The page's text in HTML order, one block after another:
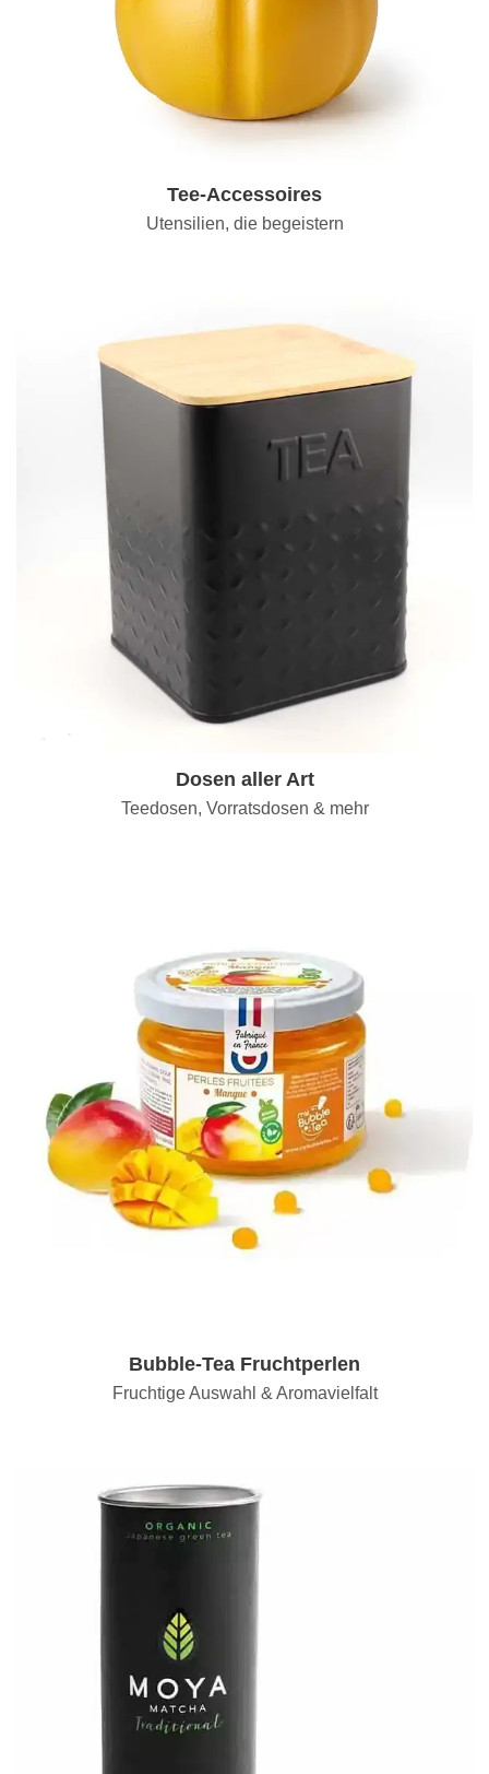
Tee-Accessoires
Utensilien, die begeistern
Dosen aller Art
Teedosen, Vorratsdosen & mehr
Bubble-Tea Fruchtperlen
Fruchtige Auswahl & Aromavielfalt